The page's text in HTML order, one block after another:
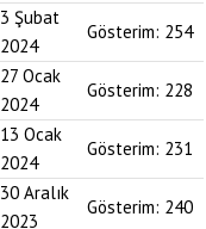
3 Şubat
2024
Gösterim: 254
27 Ocak
2024
Gösterim: 228
13 Ocak
2024
Gösterim: 231
30 Aralık
2023
Gösterim: 240